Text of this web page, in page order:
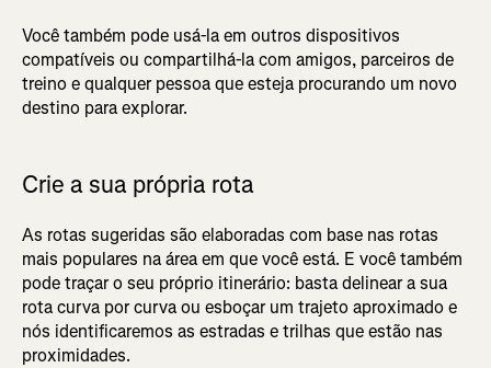
Você também pode usá-la em outros dispositivos
compatíveis ou compartilhá-la com amigos, parceiros de
treino e qualquer pessoa que esteja procurando um novo
destino para explorar.
Crie a sua própria rota
As rotas sugeridas são elaboradas com base nas rotas
mais populares na área em que você está. E você também
pode traçar o seu próprio itinerário: basta delinear a sua
rota curva por curva ou esboçar um trajeto aproximado e
nós identificaremos as estradas e trilhas que estão nas
proximidades.